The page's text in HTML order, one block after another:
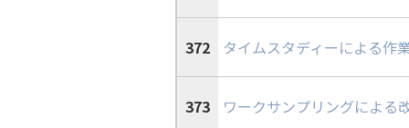
372 タイムスタディーによる作
373 ワークサンプリングによる